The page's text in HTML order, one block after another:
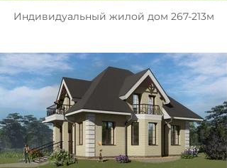
Индивидуальный жилой дом 267-213м